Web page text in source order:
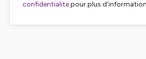
confidentialitepour plus